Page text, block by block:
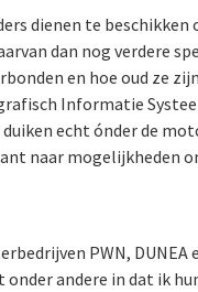
dienen te
dan nog verdere
en hoe oud ze
Informatie
echt ónder de
naar mogelijkheden
PWN,
andere in dat ik